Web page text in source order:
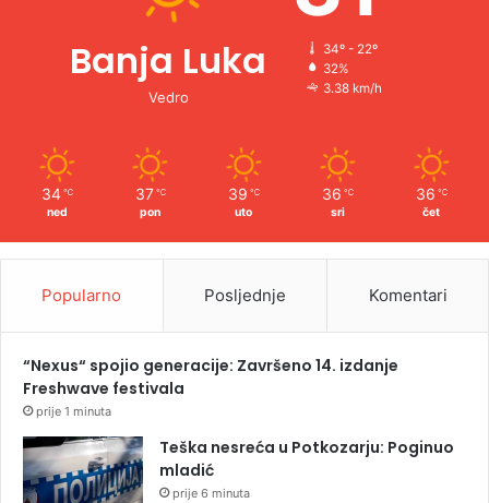
Banja Luka
Vedro
34º - 22º
32%
3.38 km/h
34 ℃
ned
37 ℃
pon
39 ℃
uto
36 ℃
sri
36 ℃
čet
Popularno Posljednje Komentari
“Nexus“ spojio generacije: Završeno 14. izdanje
Freshwave festivala
prije 1 minuta
Teška nesreća u Potkozarju: Poginuo
mladić
prije 6 minuta